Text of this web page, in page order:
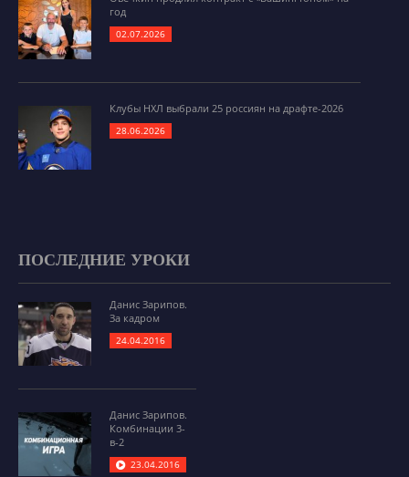
год
02.07.2026
Клубы НХЛ выбрали 25 россиян на драфте-2026
28.06.2026
ПОСЛЕДНИЕ УРОКИ
Данис Зарипов.
За кадром
24.04.2016
Данис Зарипов.
Комбинации 3-
в-2
23.04.2016